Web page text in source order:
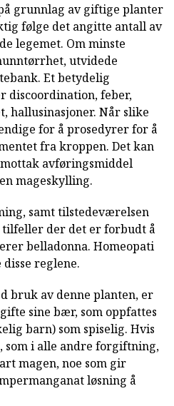
grunnlag av giftige planter
følge det angitte antall av
legemet. Om minste
utvidede
Et betydelig
discoordination, feber,
hallusinasjoner. Når slike
for å prosedyrer for å
fra kroppen. Det kan
avføringsmiddel
mageskylling.
samt tilstedeværelsen
tilfeller der det er forbudt å
belladonna. Homeopati
reglene.
bruk av denne planten, er
sine bær, som oppfattes
barn) som spiselig. Hvis
som i alle andre forgiftning,
magen, noe som gir
løsning å